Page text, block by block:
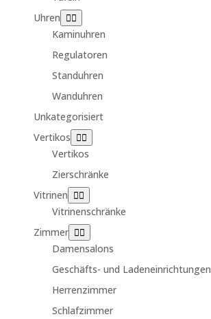
Uhren
Kaminuhren
Regulatoren
Standuhren
Wanduhren
Unkategorisiert
Vertikos
Vertikos
Zierschränke
Vitrinen
Vitrinenschränke
Zimmer
Damensalons
Geschäfts- und Ladeneinrichtungen
Herrenzimmer
Schlafzimmer